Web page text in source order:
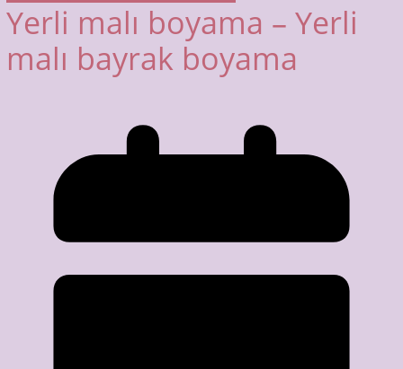
Yerli malı boyama – Yerli
malı bayrak boyama